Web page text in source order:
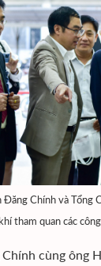
Chính và Tổng
tham quan các
cùng ông